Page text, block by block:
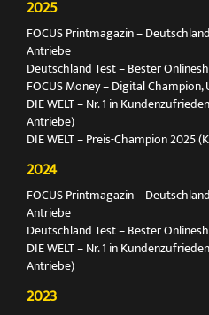
2025
FOCUS Printmagazin –
Antriebe
Deutschland Test – Bester
FOCUS Money – Digital
DIE WELT – Nr. 1 in
Antriebe)
DIE WELT – Preis-Champion 2025
2024
FOCUS Printmagazin –
Antriebe
Deutschland Test – Bester
DIE WELT – Nr. 1 in
Antriebe)
2023